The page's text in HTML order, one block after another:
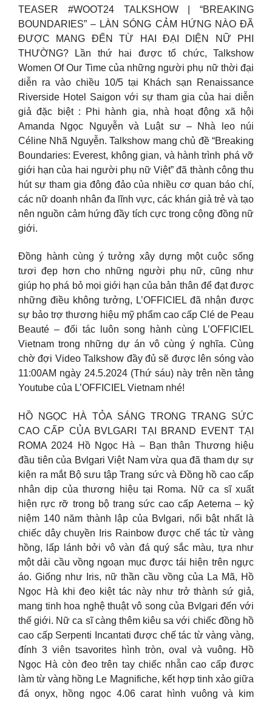
TEASER #WOOT24 TALKSHOW | “BREAKING
BOUNDARIES” – LÀN SÓNG CẢM HỨNG NÀO ĐÃ
ĐƯỢC MANG ĐẾN TỪ HAI ĐẠI DIỆN NỮ PHI
THƯỜNG? Lần thứ hai được tổ chức, Talkshow
Women Of Our Time của những người phụ nữ thời đại
diễn ra vào chiều 10/5 tại Khách sạn Renaissance
Riverside Hotel Saigon với sự tham gia của hai diễn
giả đặc biệt : Phi hành gia, nhà hoạt động xã hội
Amanda Ngọc Nguyễn và Luật sư – Nhà leo núi
Céline Nhã Nguyễn. Talkshow mang chủ đề “Breaking
Boundaries: Everest, không gian, và hành trình phá vỡ
giới hạn của hai người phụ nữ Việt” đã thành công thu
hút sự tham gia đông đảo của nhiều cơ quan báo chí,
các nữ doanh nhân đa lĩnh vực, các khán giả trẻ và tạo
nên nguồn cảm hứng đầy tích cực trong cộng đồng nữ
giới.
Đồng hành cùng ý tưởng xây dựng một cuộc sống
tươi đẹp hơn cho những người phụ nữ, cũng như
giúp họ phá bỏ mọi giới hạn của bản thân để đạt được
những điều không tưởng, L’OFFICIEL đã nhận được
sự bảo trợ thương hiệu mỹ phẩm cao cấp Clé de Peau
Beauté – đối tác luôn song hành cùng L’OFFICIEL
Vietnam trong những dự án vô cùng ý nghĩa. Cùng
chờ đợi Video Talkshow đầy đủ sẽ được lên sóng vào
11:00AM ngày 24.5.2024 (Thứ sáu) này trên nền tảng
Youtube của L’OFFICIEL Vietnam nhé!
HỒ NGỌC HÀ TỎA SÁNG TRONG TRANG SỨC
CAO CẤP CỦA BVLGARI TẠI BRAND EVENT TẠI
ROMA 2024 Hồ Ngọc Hà – Bạn thân Thương hiệu
đầu tiên của Bvlgari Việt Nam vừa qua đã tham dự sự
kiện ra mắt Bộ sưu tập Trang sức và Đồng hồ cao cấp
nhân dịp của thương hiệu tại Roma. Nữ ca sĩ xuất
hiện rực rỡ trong bộ trang sức cao cấp Aeterna – kỷ
niệm 140 năm thành lập của Bvlgari, nổi bật nhất là
chiếc dây chuyền Iris Rainbow được chế tác từ vàng
hồng, lấp lánh bởi vô vàn đá quý sắc màu, tựa như
một dải cầu vồng ngoạn mục được tái hiện trên ngực
áo. Giống như Iris, nữ thần cầu vồng của La Mã, Hồ
Ngọc Hà khi đeo kiệt tác này như trở thành sứ giả,
mang tinh hoa nghệ thuật vô song của Bvlgari đến với
thế giới. Nữ ca sĩ càng thêm kiêu sa với chiếc đồng hồ
cao cấp Serpenti Incantati được chế tác từ vàng vàng,
đính 3 viên tsavorites hình tròn, oval và vuông. Hồ
Ngọc Hà còn đeo trên tay chiếc nhẫn cao cấp được
làm từ vàng hồng Le Magnifiche, kết hợp tinh xảo giữa
đá onyx, hồng ngọc 4.06 carat hình vuông và kim